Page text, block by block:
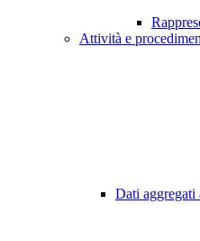
Attività e
Dati aggregati